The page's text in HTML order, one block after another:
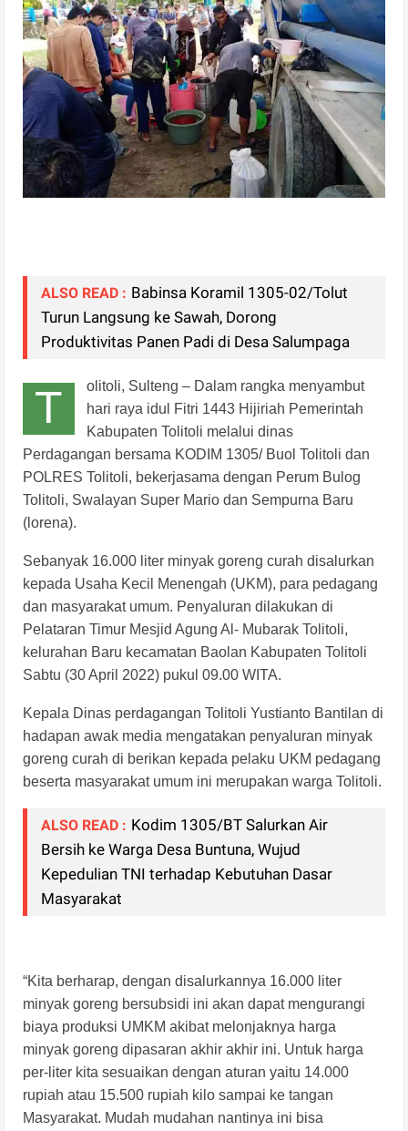
ALSO READ : Babinsa Koramil 1305-02/Tolut
Turun Langsung ke Sawah, Dorong
Produktivitas Panen Padi di Desa Salumpaga
T
olitoli, Sulteng – Dalam rangka menyambut
hari raya idul Fitri 1443 Hijiriah Pemerintah
Kabupaten Tolitoli melalui dinas
Perdagangan bersama KODIM 1305/ Buol Tolitoli dan
POLRES Tolitoli, bekerjasama dengan Perum Bulog
Tolitoli, Swalayan Super Mario dan Sempurna Baru
(lorena).
Sebanyak 16.000 liter minyak goreng curah disalurkan
kepada Usaha Kecil Menengah (UKM), para pedagang
dan masyarakat umum. Penyaluran dilakukan di
Pelataran Timur Mesjid Agung Al- Mubarak Tolitoli,
kelurahan Baru kecamatan Baolan Kabupaten Tolitoli
Sabtu (30 April 2022) pukul 09.00 WITA.
Kepala Dinas perdagangan Tolitoli Yustianto Bantilan di
hadapan awak media mengatakan penyaluran minyak
goreng curah di berikan kepada pelaku UKM pedagang
beserta masyarakat umum ini merupakan warga Tolitoli.
ALSO READ : Kodim 1305/BT Salurkan Air
Bersih ke Warga Desa Buntuna, Wujud
Kepedulian TNI terhadap Kebutuhan Dasar
Masyarakat
“Kita berharap, dengan disalurkannya 16.000 liter
minyak goreng bersubsidi ini akan dapat mengurangi
biaya produksi UMKM akibat melonjaknya harga
minyak goreng dipasaran akhir akhir ini. Untuk harga
per-liter kita sesuaikan dengan aturan yaitu 14.000
rupiah atau 15.500 rupiah kilo sampai ke tangan
Masyarakat. Mudah mudahan nantinya ini bisa